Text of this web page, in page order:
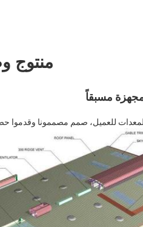
منتوج
مسبقاً
للعميل، صمم مصممونا وقدموا